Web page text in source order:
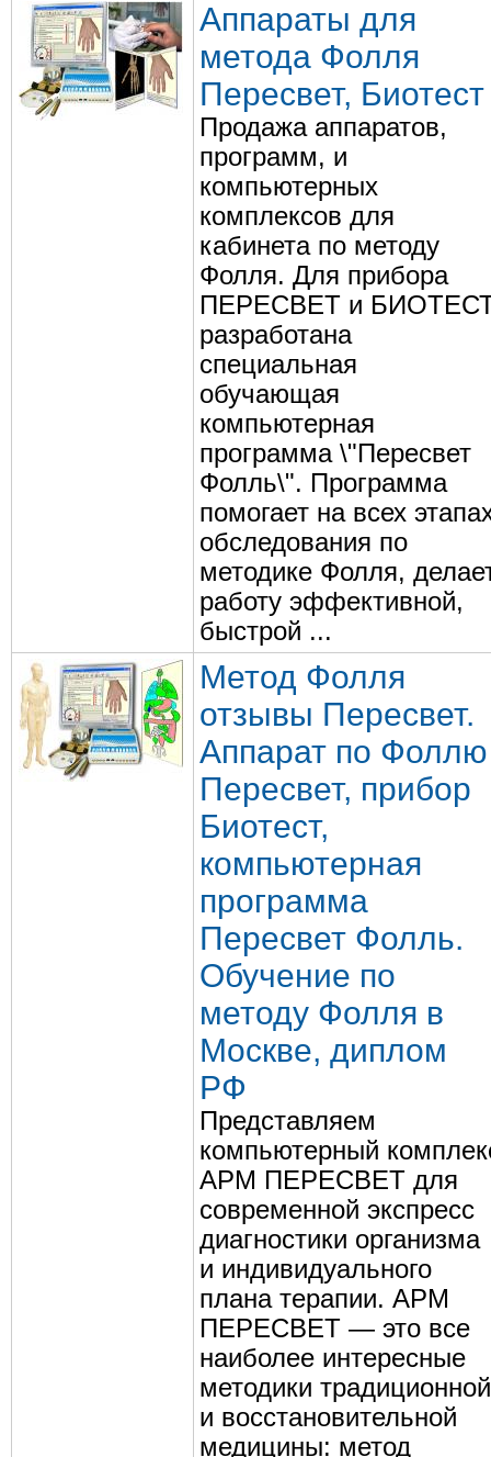
Аппараты для
метода Фолля
Пересвет, Биотест
Продажа аппаратов,
программ, и
компьютерных
комплексов для
кабинета по методу
Фолля. Для прибора
ПЕРЕСВЕТ и
разработана
специальная
обучающая
компьютерная
программа \"Пересвет
Фолль\". Программа
помогает на всех
обследования по
методике Фолля,
работу эффективной,
быстрой ...
Метод Фолля
отзывы Пересвет.
Аппарат по Фоллю
Пересвет, прибор
Биотест,
компьютерная
программа
Пересвет Фолль.
Обучение по
методу Фолля в
Москве, диплом
РФ
Представляем
компьютерный
АРМ ПЕРЕСВЕТ для
современной экспресс
диагностики организма
и индивидуального
плана терапии. АРМ
ПЕРЕСВЕТ — это все
наиболее интересные
методики традиционной
и восстановительной
медицины: метод